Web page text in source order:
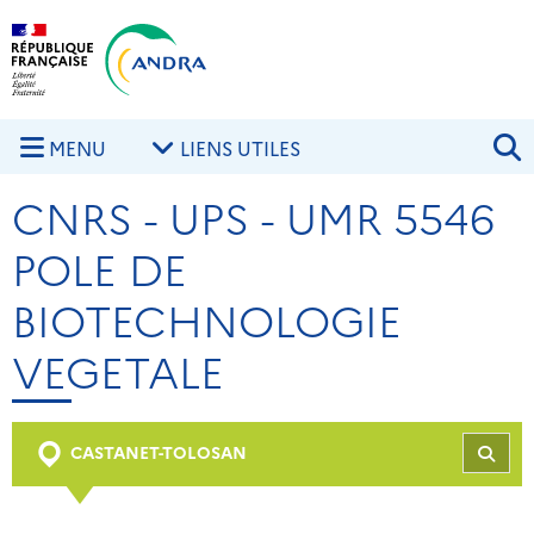
Aller au contenu principal
MENU LIENS UTILES
CNRS - UPS - UMR 5546
POLE DE
BIOTECHNOLOGIE
VEGETALE
CASTANET-TOLOSAN